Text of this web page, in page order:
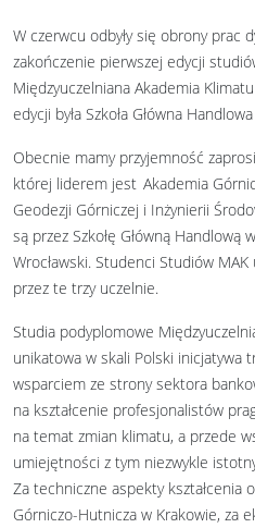
W czerwcu odbyły się obrony prac
zakończenie pierwszej edycji
Międzyuczelniana Akademia
edycji była Szkoła Główna
Obecnie mamy przyjemność
której liderem jest Akademia
Geodezji Górniczej i Inżynierii
są przez Szkołę Główną Handlową
Wrocławski. Studenci Studiów
przez te trzy uczelnie.
Studia podyplomowe
unikatowa w skali Polski inicjatywa
wsparciem ze strony sektora
na kształcenie profesjonalistów
na temat zmian klimatu, a przede
umiejętności z tym niezwykle
Za techniczne aspekty kształcenia
Górniczo-Hutnicza w Krakowie, za